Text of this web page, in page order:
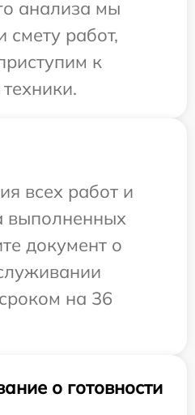
анализа мы
смету работ,
к
всех работ и
выполненных
документ о
на 36
о готовности